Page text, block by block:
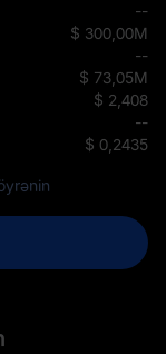
--
$ 300,00M
--
$ 73,05M
$ 2,408
--
$ 0,2435